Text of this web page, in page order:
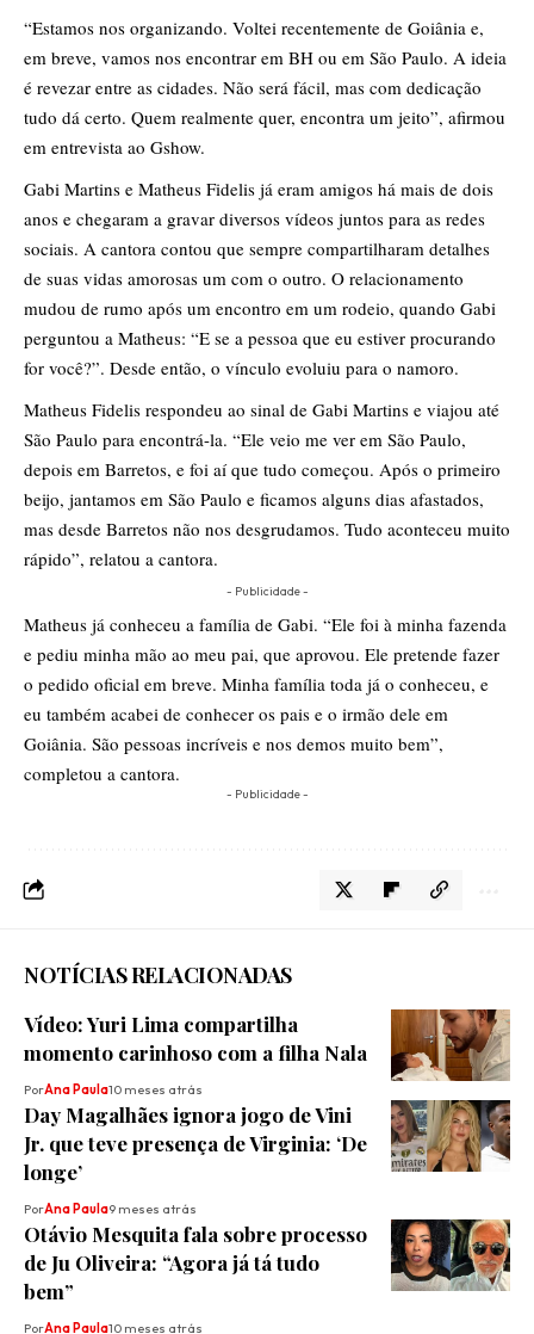
“Estamos nos organizando. Voltei recentemente de Goiânia e,
em breve, vamos nos encontrar em BH ou em São Paulo. A ideia
é revezar entre as cidades. Não será fácil, mas com dedicação
tudo dá certo. Quem realmente quer, encontra um jeito”, afirmou
em entrevista ao Gshow.
Gabi Martins e Matheus Fidelis já eram amigos há mais de dois
anos e chegaram a gravar diversos vídeos juntos para as redes
sociais. A cantora contou que sempre compartilharam detalhes
de suas vidas amorosas um com o outro. O relacionamento
mudou de rumo após um encontro em um rodeio, quando Gabi
perguntou a Matheus: “E se a pessoa que eu estiver procurando
for você?”. Desde então, o vínculo evoluiu para o namoro.
Matheus Fidelis respondeu ao sinal de Gabi Martins e viajou até
São Paulo para encontrá-la. “Ele veio me ver em São Paulo,
depois em Barretos, e foi aí que tudo começou. Após o primeiro
beijo, jantamos em São Paulo e ficamos alguns dias afastados,
mas desde Barretos não nos desgrudamos. Tudo aconteceu muito
rápido”, relatou a cantora.
- Publicidade -
Matheus já conheceu a família de Gabi. “Ele foi à minha fazenda
e pediu minha mão ao meu pai, que aprovou. Ele pretende fazer
o pedido oficial em breve. Minha família toda já o conheceu, e
eu também acabei de conhecer os pais e o irmão dele em
Goiânia. São pessoas incríveis e nos demos muito bem”,
completou a cantora.
- Publicidade -
NOTÍCIAS RELACIONADAS
Vídeo: Yuri Lima compartilha
momento carinhoso com a filha Nala
PorAna Paula10 meses atrás
Day Magalhães ignora jogo de Vini
Jr. que teve presença de Virginia: ‘De
longe’
PorAna Paula9 meses atrás
Otávio Mesquita fala sobre processo
de Ju Oliveira: “Agora já tá tudo
bem”
PorAna Paula10 meses atrás